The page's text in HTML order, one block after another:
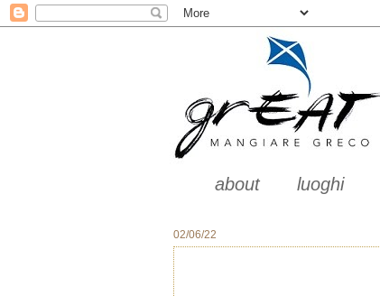
about luoghi
02/06/22